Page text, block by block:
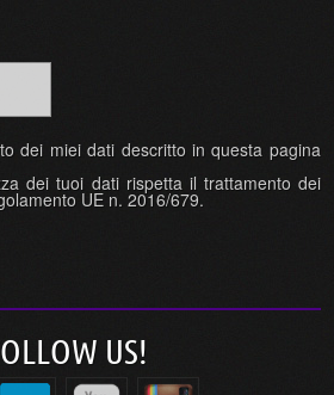
dei miei dati descritto in questa pagina
dei tuoi dati rispetta il trattamento dei
UE n. 2016/679.
US!